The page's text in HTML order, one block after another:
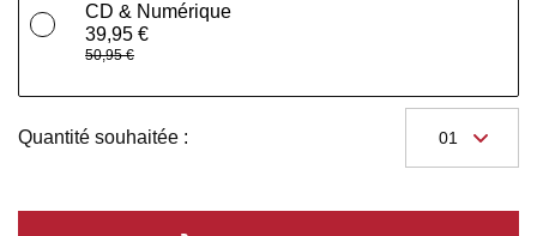
CD & Numérique
39,95 €
50,95 €
Quantité souhaitée :